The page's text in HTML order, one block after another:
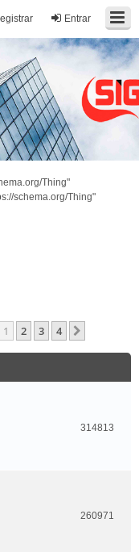
Entrar
Thing"
schema.org/Thing"
1 2 3 4
314813
260971